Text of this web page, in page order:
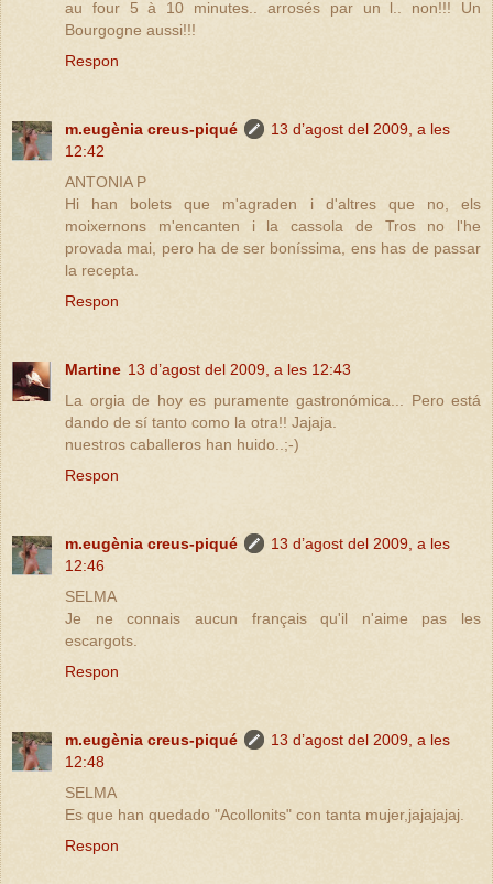
au four 5 à 10 minutes.. arrosés par un l.. non!!! Un
Bourgogne aussi!!!
Respon
m.eugènia creus-piqué
13 d’agost del 2009, a les
12:42
ANTONIA P
Hi han bolets que m'agraden i d'altres que no, els
moixernons m'encanten i la cassola de Tros no l'he
provada mai, pero ha de ser boníssima, ens has de passar
la recepta.
Respon
Martine 13 d’agost del 2009, a les 12:43
La orgia de hoy es puramente gastronómica... Pero está
dando de sí tanto como la otra!! Jajaja.
nuestros caballeros han huido..;-)
Respon
m.eugènia creus-piqué
13 d’agost del 2009, a les
12:46
SELMA
Je ne connais aucun français qu'il n'aime pas les
escargots.
Respon
m.eugènia creus-piqué
13 d’agost del 2009, a les
12:48
SELMA
Es que han quedado "Acollonits" con tanta mujer,jajajajaj.
Respon